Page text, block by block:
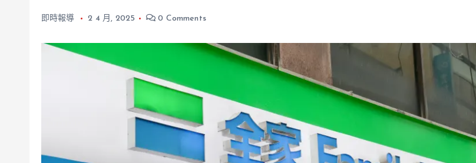
即時報導 2 4 月, 2025 0 Comments